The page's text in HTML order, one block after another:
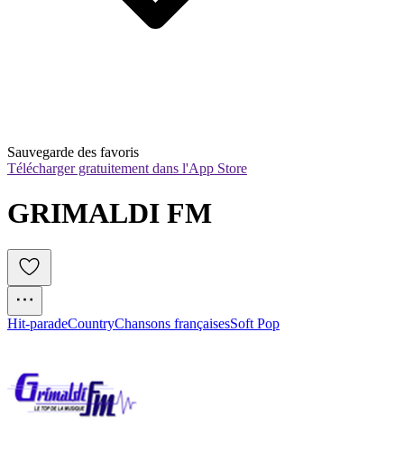
Sauvegarde des favoris
Télécharger gratuitement dans l'App Store
GRIMALDI FM
Hit-paradeCountryChansons françaisesSoft Pop